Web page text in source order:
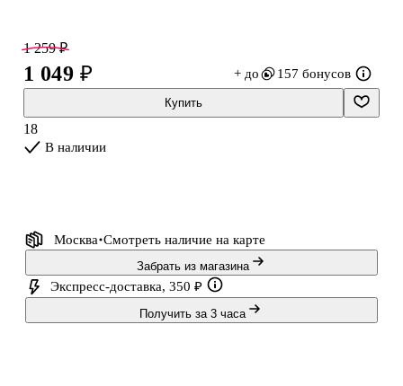
Популярная развивающая детская книжка-игрушка для
новорожденных с сенсорными вставками из силикона,
искусственного меха, мягкой ткани и фольги станет прекрасным
оригинальным подарком для дочери и сына на любой праздник:
первый День рождения (годик) или Новый год. Подарочная
1 259 ₽
1 049 ₽ + до 157 бонусов
Купить
18
В наличии
Москва Смотреть наличие на карте
Забрать из магазина
Экспресс-доставка, 350 ₽
Получить за 3 часа